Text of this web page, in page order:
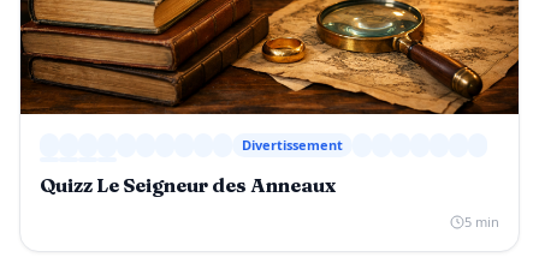
Divertissement
Quizz Le Seigneur des Anneaux
5 min